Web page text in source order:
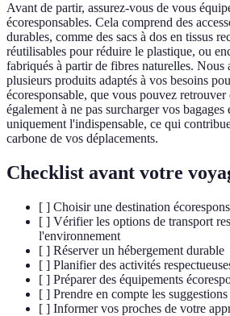
Avant de partir, assurez-vous de vous
écoresponsables. Cela comprend des
durables, comme des sacs à dos en tissus
réutilisables pour réduire le plastique, ou
fabriqués à partir de fibres naturelles. Nous
plusieurs produits adaptés à vos besoins
écoresponsable, que vous pouvez retrouver
également à ne pas surcharger vos bagages
uniquement l'indispensable, ce qui
carbone de vos déplacements.
Checklist avant votre
[ ] Choisir une destination
[ ] Vérifier les options de transport
l'environnement
[ ] Réserver un hébergement durable
[ ] Planifier des activités
[ ] Préparer des équipements
[ ] Prendre en compte les
[ ] Informer vos proches de votre